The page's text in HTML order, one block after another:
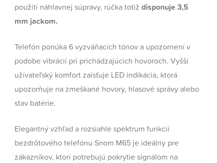
použití náhlavnej súpravy, rúčka totiž disponuje 3,5
mm jackom.
Telefón ponúka 6 vyzváňacích tónov a upozornení v
podobe vibrácií pri prichádzajúcich hovoroch. Vyšší
užívateľský komfort zaisťuje LED indikácia, ktorá
upozorňuje na zmeškané hovory, hlasové správy alebo
stav batérie.
Elegantný vzhľad a rozsiahle spektrum funkcií
bezdrôtového telefónu Snom M65 je ideálny pre
zákazníkov, ktorí potrebujú pokrytie signálom na